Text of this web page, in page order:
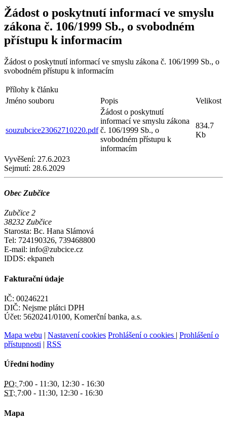
Žádost o poskytnutí informací ve smyslu
zákona č. 106/1999 Sb., o svobodném
přístupu k informacím
Žádost o poskytnutí informací ve smyslu zákona č. 106/1999 Sb., o
svobodném přístupu k informacím
Přílohy k článku
Jméno souboru
Popis Velikost
souzubcice23062710220.pdf
Žádost o poskytnutí
informací ve smyslu zákona
č. 106/1999 Sb., o
svobodném přístupu k
informacím
834.7
Kb
Vyvěšení: 27.6.2023
Sejmutí: 28.6.2029
Obec Zubčice
Zubčice 2
38232 Zubčice
Starosta: Bc. Hana Slámová
Tel: 724190326, 739468800
E-mail: info@zubcice.cz
IDDS: ekpaneh
Fakturační údaje
IČ: 00246221
DIČ: Nejsme plátci DPH
Účet: 5620241/0100, Komerční banka, a.s.
Mapa webu | Nastavení cookies Prohlášení o cookies | Prohlášení o
přístupnosti | RSS
Úřední hodiny
PO: 7:00 - 11:30, 12:30 - 16:30
ST: 7:00 - 11:30, 12:30 - 16:30
Mapa